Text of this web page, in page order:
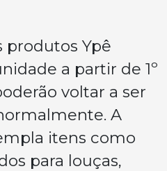
produtos Ypê
a partir de 1º
voltar a ser
A
itens como
para louças,